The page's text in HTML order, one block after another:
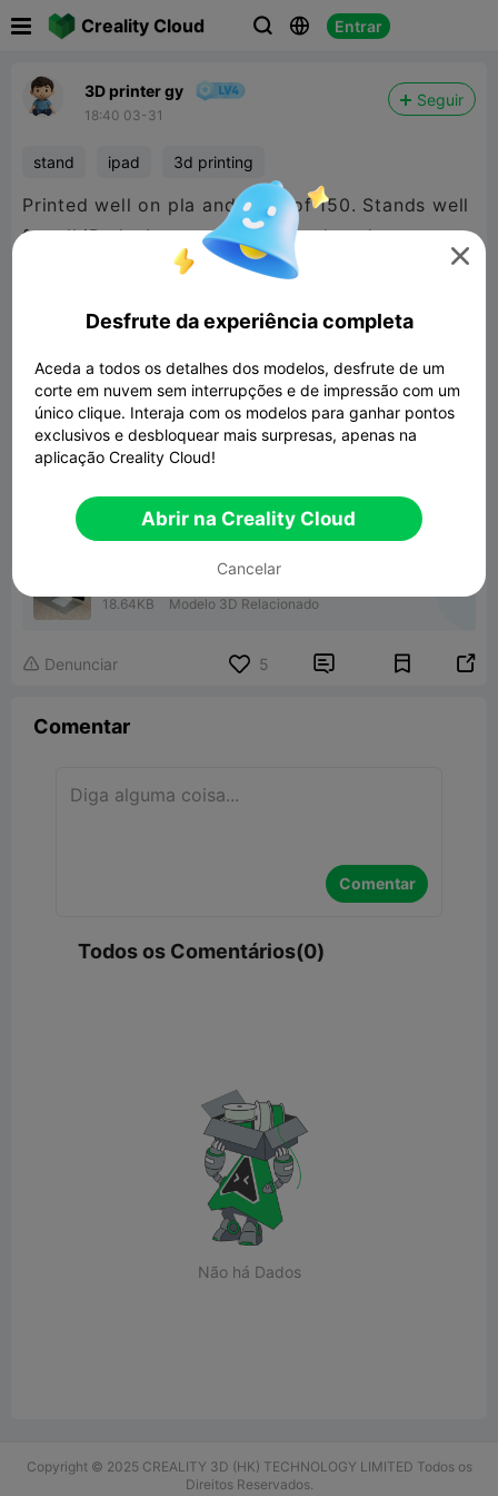
Creality Cloud   Entrar
3D printer gy
18:40 03-31
Seguir
stand ipad 3d printing
Printed well on pla and an fr of 150. Stands well
for all iPads. It can also hold a closed computer.
iPad tablet desk stand
18.64KB Modelo 3D Relacionado
 Denunciar 5  
Comentar
Comentar
Todos os Comentários(0)
Não há Dados
Copyright © 2025 CREALITY 3D (HK) TECHNOLOGY LIMITED Todos os
Direitos Reservados.

Desfrute da experiência completa
Aceda a todos os detalhes dos modelos, desfrute de um
corte em nuvem sem interrupções e de impressão com um
único clique. Interaja com os modelos para ganhar pontos
exclusivos e desbloquear mais surpresas, apenas na
aplicação Creality Cloud!
Abrir na Creality Cloud
Cancelar